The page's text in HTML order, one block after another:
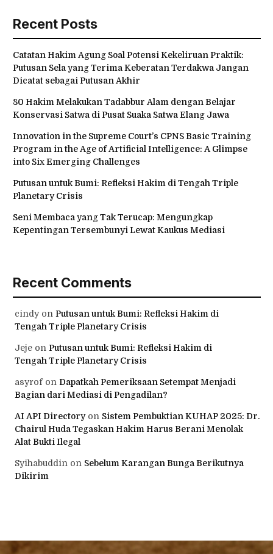
Recent Posts
Catatan Hakim Agung Soal Potensi Kekeliruan Praktik:
Putusan Sela yang Terima Keberatan Terdakwa Jangan
Dicatat sebagai Putusan Akhir
80 Hakim Melakukan Tadabbur Alam dengan Belajar
Konservasi Satwa di Pusat Suaka Satwa Elang Jawa
Innovation in the Supreme Court’s CPNS Basic Training
Program in the Age of Artificial Intelligence: A Glimpse
into Six Emerging Challenges
Putusan untuk Bumi: Refleksi Hakim di Tengah Triple
Planetary Crisis
Seni Membaca yang Tak Terucap: Mengungkap
Kepentingan Tersembunyi Lewat Kaukus Mediasi
Recent Comments
cindyon Putusan untuk Bumi: Refleksi Hakim di
Tengah Triple Planetary Crisis
Jeje on Putusan untuk Bumi: Refleksi Hakim di
Tengah Triple Planetary Crisis
asyrofon Dapatkah Pemeriksaan Setempat Menjadi
Bagian dari Mediasi di Pengadilan?
AI API Directoryon Sistem Pembuktian KUHAP 2025: Dr.
Chairul Huda Tegaskan Hakim Harus Berani Menolak
Alat Bukti Ilegal
Syihabuddin on Sebelum Karangan Bunga Berikutnya
Dikirim